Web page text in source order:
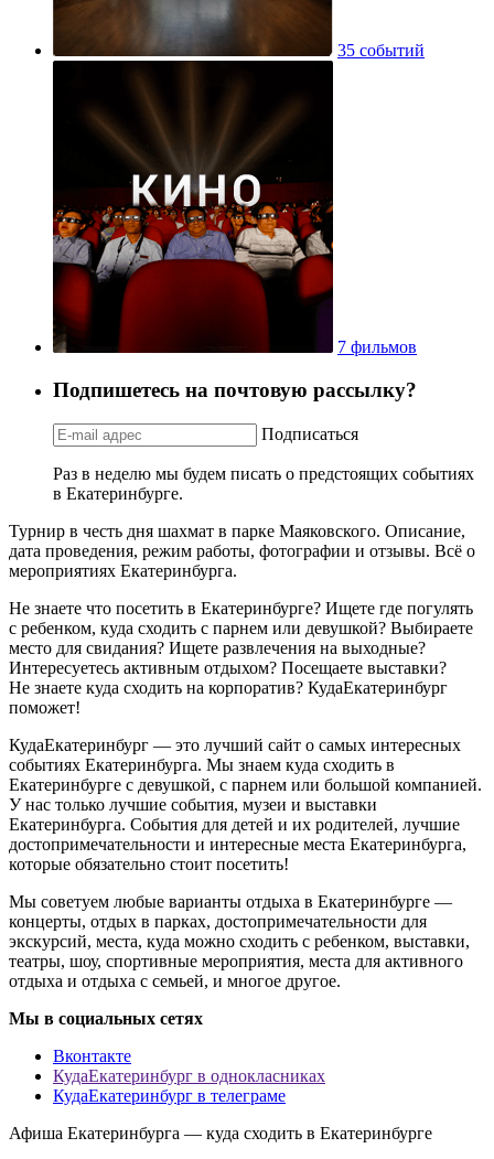
35 событий
7 фильмов
Подпишетесь на почтовую рассылку?
Подписаться
Раз в неделю мы будем писать о предстоящих событиях
в Екатеринбурге.
Турнир в честь дня шахмат в парке Маяковского. Описание,
дата проведения, режим работы, фотографии и отзывы. Всё о
мероприятиях Екатеринбурга.
Не знаете что посетить в Екатеринбурге? Ищете где погулять
с ребенком, куда сходить с парнем или девушкой? Выбираете
место для свидания? Ищете развлечения на выходные?
Интересуетесь активным отдыхом? Посещаете выставки?
Не знаете куда сходить на корпоратив? КудаЕкатеринбург
поможет!
КудаЕкатеринбург — это лучший сайт о самых интересных
событиях Екатеринбурга. Мы знаем куда сходить в
Екатеринбурге с девушкой, с парнем или большой компанией.
У нас только лучшие события, музеи и выставки
Екатеринбурга. События для детей и их родителей, лучшие
достопримечательности и интересные места Екатеринбурга,
которые обязательно стоит посетить!
Мы советуем любые варианты отдыха в Екатеринбурге —
концерты, отдых в парках, достопримечательности для
экскурсий, места, куда можно сходить с ребенком, выставки,
театры, шоу, спортивные мероприятия, места для активного
отдыха и отдыха с семьей, и многое другое.
Мы в социальных сетях
Вконтакте
КудаЕкатеринбург в однокласниках
КудаЕкатеринбург в телеграме
Афиша Екатеринбурга — куда сходить в Екатеринбурге